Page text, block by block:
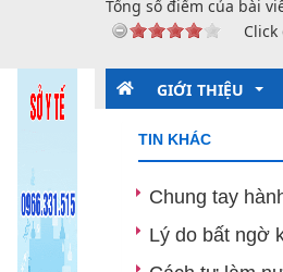
Tổng số điểm của bài
GIỚI THIỆU
Giới thiệu chung
Chức năng
TIN KHÁC
Chung tay
Lý do bất ngờ